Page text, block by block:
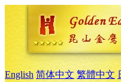
English 简体中文 繁體中文